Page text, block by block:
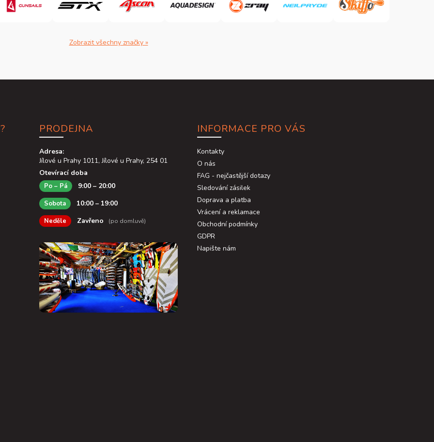
Zobrazit všechny značky »
PRODEJNA
Adresa:
Jílové u Prahy 1011, Jílové u Prahy, 254 01
Otevírací doba
Po – Pá 9:00 – 20:00
Sobota 10:00 – 19:00
Neděle Zavřeno (po domluvě)
INFORMACE PRO VÁS
Kontakty
O nás
FAG - nejčastější dotazy
Sledování zásilek
Doprava a platba
Vrácení a reklamace
Obchodní podmínky
GDPR
Napište nám